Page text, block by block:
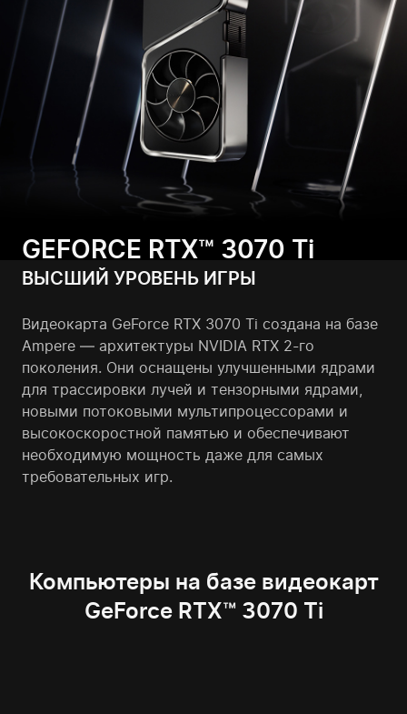
GEFORCE RTX™ 3070 Ti
ВЫСШИЙ УРОВЕНЬ ИГРЫ
Видеокарта GeForce RTX 3070 Ti создана на базе
Ampere — архитектуры NVIDIA RTX 2-го
поколения. Они оснащены улучшенными ядрами
для трассировки лучей и тензорными ядрами,
новыми потоковыми мультипроцессорами и
высокоскоростной памятью и обеспечивают
необходимую мощность даже для самых
требовательных игр.
Компьютеры на базе видеокарт
GeForce RTX™ 3070 Ti